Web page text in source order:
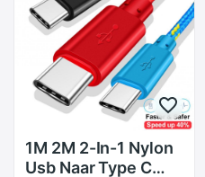
1M 2M 2-In-1 Nylon
Usb Naar Type C